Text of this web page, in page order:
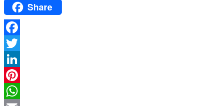
Share
Facebook
Twitter
LinkedIn
Pinterest